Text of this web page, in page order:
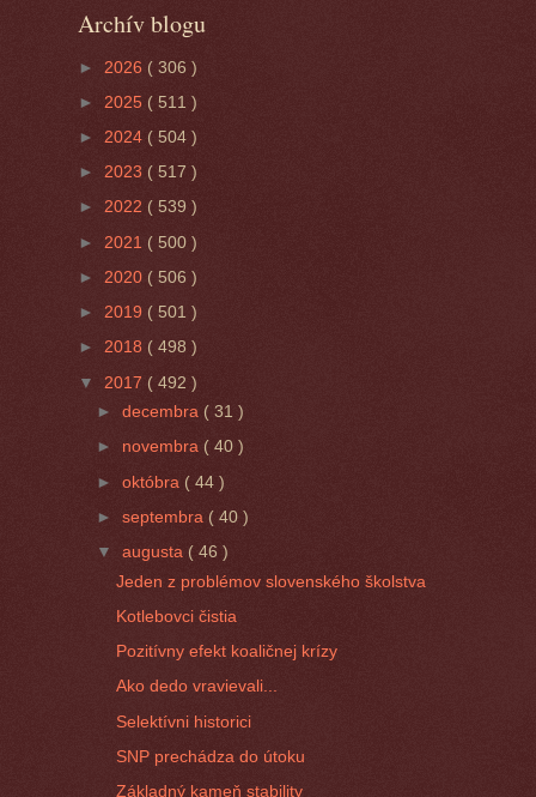
Archív blogu
► 2026 ( 306 )
► 2025 ( 511 )
► 2024 ( 504 )
► 2023 ( 517 )
► 2022 ( 539 )
► 2021 ( 500 )
► 2020 ( 506 )
► 2019 ( 501 )
► 2018 ( 498 )
▼ 2017 ( 492 )
►decembra ( 31 )
► novembra ( 40 )
►októbra ( 44 )
►septembra ( 40 )
▼augusta( 46 )
Jeden z problémov slovenského školstva
Kotlebovci čistia
Pozitívny efekt koaličnej krízy
Ako dedo vravievali...
Selektívni historici
SNP prechádza do útoku
Základný kameň stability